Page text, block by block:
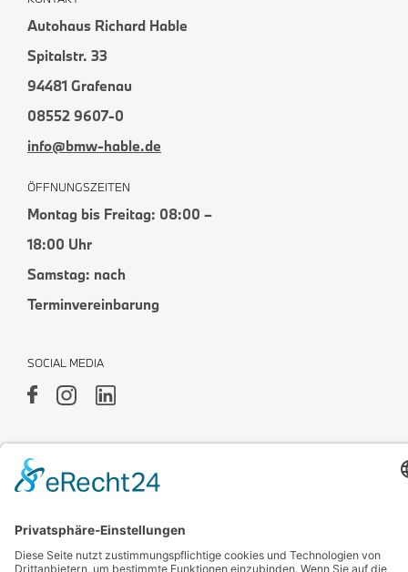
Autohaus Richard Hable
Spitalstr. 33
94481 Grafenau
08552 9607-0
info@bmw-hable.de
ÖFFNUNGSZEITEN
Montag bis Freitag: 08:00 –
18:00 Uhr
Samstag: nach
Terminvereinbarung
SOCIAL MEDIA
Impressum